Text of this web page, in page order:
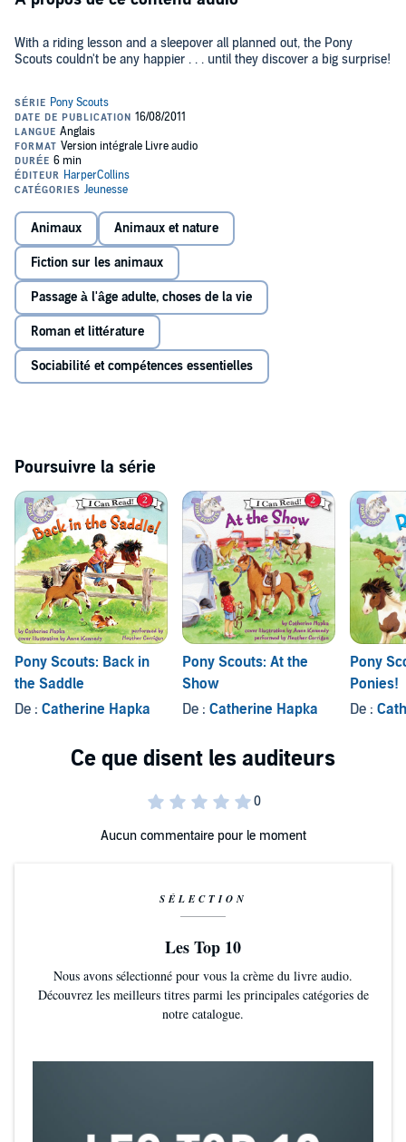
With a riding lesson and a sleepover all planned out, the Pony
Scouts couldn't be any happier . . . until they discover a big surprise!
Animaux Animaux et nature
Fiction sur les animaux
Passage à l'âge adulte, choses de la vie
Roman et littérature
Sociabilité et compétences essentielles
Poursuivre la série
Pony Scouts: Back in
the Saddle
De : Catherine Hapka
Pony Scouts: At the
Show
De : Catherine Hapka
Pony
Ponies!
De :
Aucun commentaire pour le moment
SÉLECTION
Les Top 10
Nous avons sélectionné pour vous la crème du livre audio.
Découvrez les meilleurs titres parmi les principales catégories de
notre catalogue.